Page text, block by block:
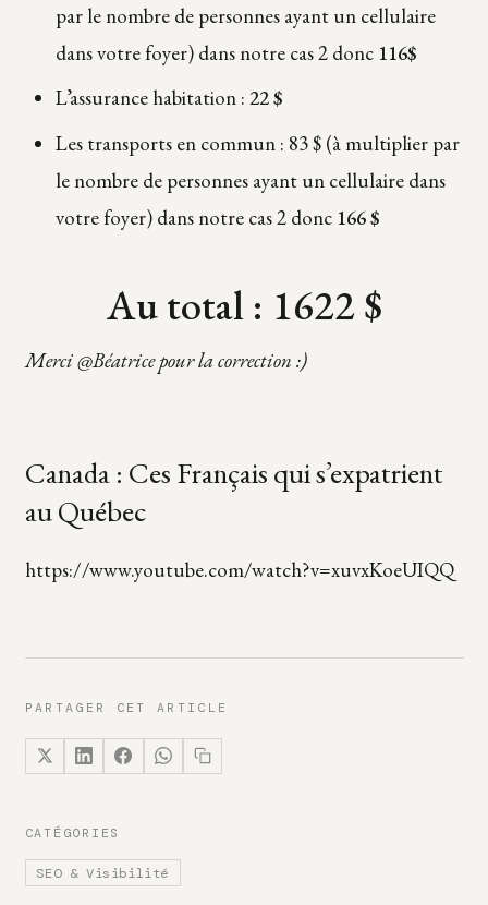
par le nombre de personnes ayant un cellulaire
dans votre foyer) dans notre cas 2 donc 116$
L’assurance habitation : 22 $
Les transports en commun : 83 $ (à multiplier par
le nombre de personnes ayant un cellulaire dans
votre foyer) dans notre cas 2 donc 166 $
Au total : 1622 $
Merci @Béatrice pour la correction :)
Canada : Ces Français qui s’expatrient
au Québec
https://www.youtube.com/watch?v=xuvxKoeUIQQ
PARTAGER CET ARTICLE
CATÉGORIES
SEO & Visibilité